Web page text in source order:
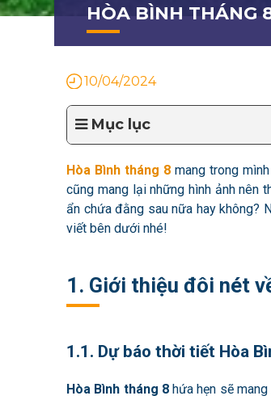
HÒA BÌNH THÁNG
10/04/2024
Mục lục
Hòa Bình tháng 8mang trong
cũng mang lại những hình ảnh nên
ẩn chứa đằng sau nữa hay không?
viết bên dưới nhé!
1. Giới thiệu đôi nét
1.1. Dự báo thời tiết Hòa
Hòa Bình tháng 8hứa hẹn sẽ